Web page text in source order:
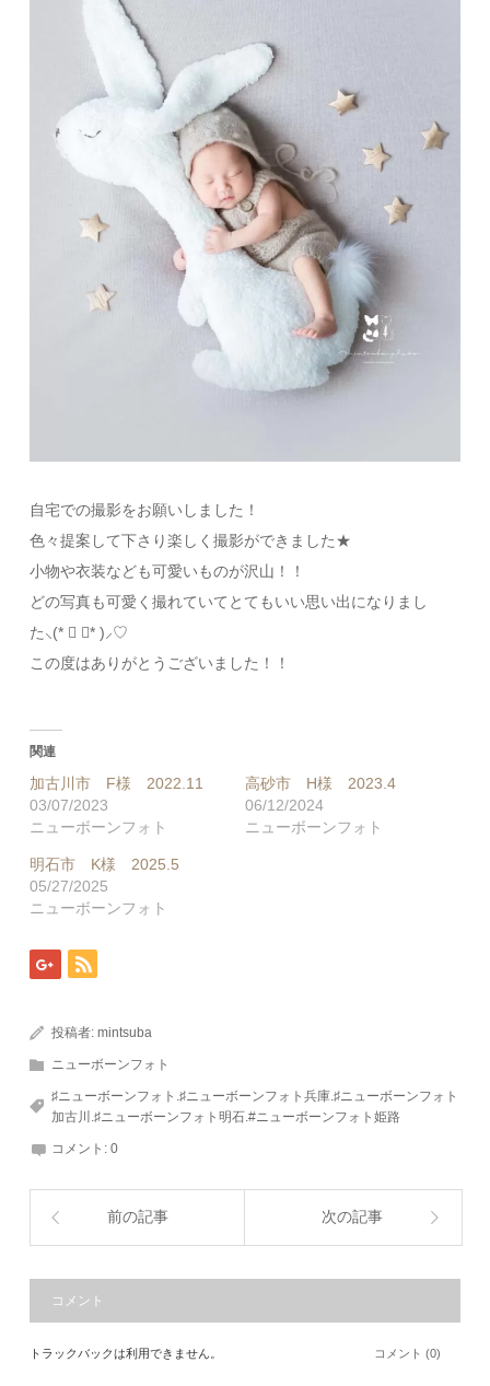
自宅での撮影をお願いしました！
色々提案して下さり楽しく撮影ができました★
小物や衣装なども可愛いものが沢山！！
どの写真も可愛く撮れていてとてもいい思い出になりまし
た⸜(* ॑ ॑* )⸝♡
この度はありがとうございました！！
関連
加古川市 F様 2022.11
03/07/2023
ニューボーンフォト
高砂市 H様 2023.4
06/12/2024
ニューボーンフォト
明石市 K様 2025.5
05/27/2025
ニューボーンフォト
投稿者:mintsuba
ニューボーンフォト
♯ニューボーンフォト.♯ニューボーンフォト兵庫.♯ニューボーンフォト
加古川.♯ニューボーンフォト明石.#ニューボーンフォト姫路
コメント:0
前の記事 次の記事
コメント
トラックバックは利用できません。 コメント (0)